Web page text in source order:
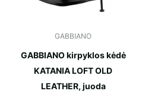
GABBIANO
GABBIANO kirpyklos kėdė
KATANIA LOFT OLD
LEATHER, juoda